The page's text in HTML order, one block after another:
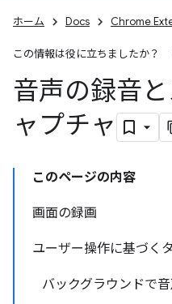
ホーム Docs Chrome
この情報は役に立ちましたか？
音声の録音
ャプチャ
このページの内容
画面の録画
ユーザー操作に基づく
バックグラウンドで